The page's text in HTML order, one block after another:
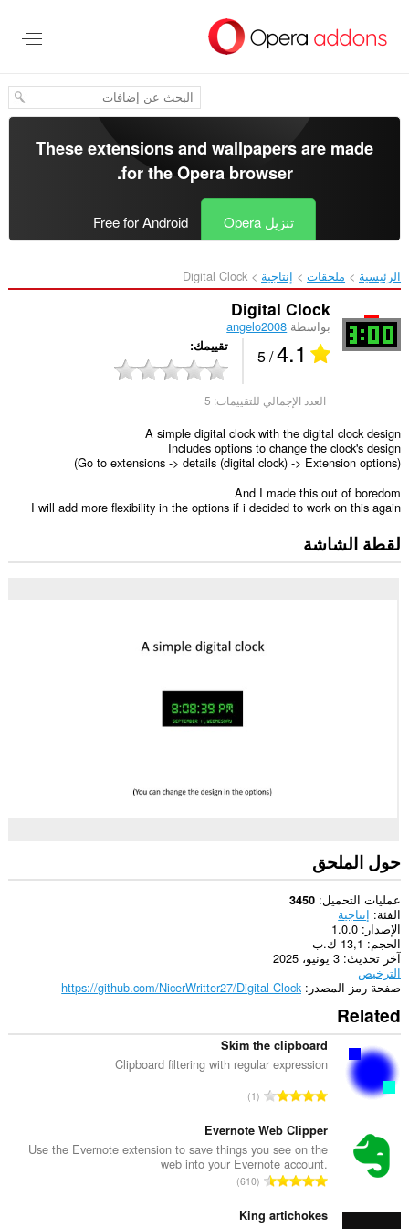
المحتوى
These extensions and wallpapers are made
for theOpera browser
.
تنزيل Opera Free for Android
الرئيسية ملحقات إنتاجية Digital Clock‎
Digital Clock
بواسطة angelo2008
4.1
/ 5 تقييمك
العدد الإجمالي للتقييمات: 5
A simple digital clock with the digital clock design
Includes options to change the clock's design
(Go to extensions -> details (digital clock) -> Extension options)
And I made this out of boredom
I will add more flexibility in the options if i decided to work on this again
لقطة الشاشة
حول الملحق
عمليات التحميل 3450
الفئة إنتاجية
الإصدار
1.0.0
الحجم 13,1 ك.ب
آخر تحديث 3 يونيو، 2025
الترخيص
صفحة رمز المصدر
https://github.com/NicerWritter27/Digital-Clock
Related
Skim the clipboard
Clipboard filtering with regular expression
ا
ع
د
د
ا
إ
1
Evernote Web Clipper
Use the Evernote extension to save things you see on the
web into your Evernote account.
ا
ع
610
King artichokes